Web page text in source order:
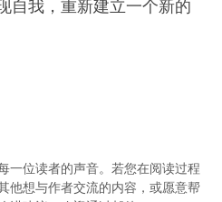
自我，重新建立一个新的
一位读者的声音。若您在阅读过程
他想与作者交流的内容，或愿意帮